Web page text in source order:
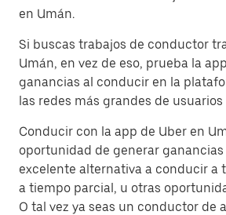
en Umán.
Si buscas trabajos de conductor
Umán, en vez de eso, prueba la
ganancias al conducir en la
las redes más grandes de usuarios
Conducir con la app de Uber en
oportunidad de generar ganancias
excelente alternativa a conducir a
a tiempo parcial, u otras
O tal vez ya seas un conductor de